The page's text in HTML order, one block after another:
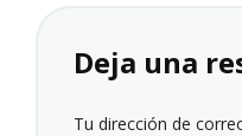
Deja una
Tu dirección de